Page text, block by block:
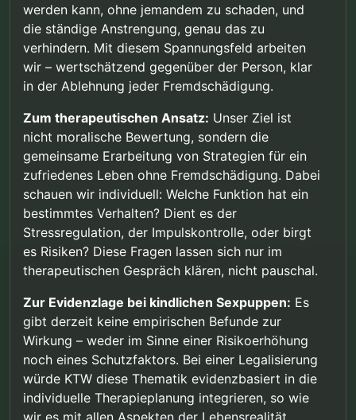
werden kann, ohne jemandem zu schaden, und
die ständige Anstrengung, genau das zu
verhindern. Mit diesem Spannungsfeld arbeiten
wir – wertschätzend gegenüber der Person, klar
in der Ablehnung jeder Fremdschädigung.
Zum therapeutischen Ansatz: Unser Ziel ist
nicht moralische Bewertung, sondern die
gemeinsame Erarbeitung von Strategien für ein
zufriedenes Leben ohne Fremdschädigung. Dabei
schauen wir individuell: Welche Funktion hat ein
bestimmtes Verhalten? Dient es der
Stressregulation, der Impulskontrolle, oder birgt
es Risiken? Diese Fragen lassen sich nur im
therapeutischen Gespräch klären, nicht pauschal.
Zur Evidenzlage bei kindlichen Sexpuppen: Es
gibt derzeit keine empirischen Befunde zur
Wirkung – weder im Sinne einer Risikoerhöhung
noch eines Schutzfaktors. Bei einer Legalisierung
würde KTW diese Thematik evidenzbasiert in die
individuelle Therapieplanung integrieren, so wie
wir es mit allen Aspekten der Lebensrealität